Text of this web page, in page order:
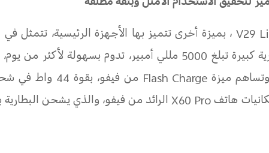
V29 ، بميزة أخرى تتميز بها الأجهزة الرئيسية،
، ببطارية كبيرة تبلغ 5000 مللي أمبير، تدوم
ميزة Flash Charge
من فيفو،
هاتفX60 Pro الرائد من فيفو، والذي يشحن البطارية بقوة